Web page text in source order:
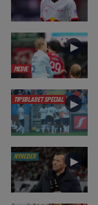
MEDIE
►
TIPSBLADET SPECIAL ►
NYHEDER ►